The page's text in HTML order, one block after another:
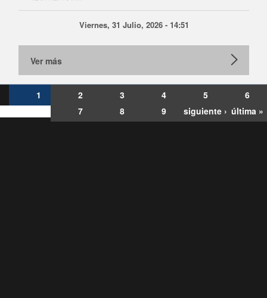
Viernes, 31 Julio, 2026 - 14:51
Ver más
1 2 3 4 5
6
7
8 9 siguiente › última »